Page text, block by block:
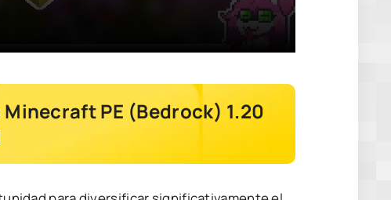
PE (Bedrock) 1.20